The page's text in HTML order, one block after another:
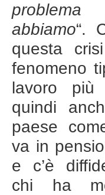
abbiamo“.
questa
fenomeno
lavoro più
quindi
paese
va in
e c’è
chi ha